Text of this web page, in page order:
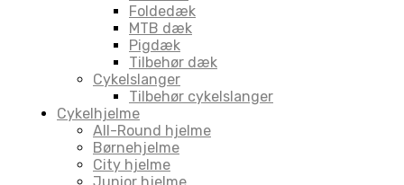
Foldedæk
MTB dæk
Pigdæk
Tilbehør dæk
Cykelslanger
Tilbehør cykelslanger
Cykelhjelme
All-Round hjelme
Børnehjelme
City hjelme